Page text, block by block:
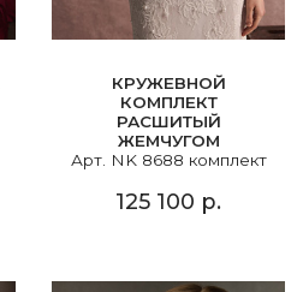
КРУЖЕВНОЙ
КОМПЛЕКТ
РАСШИТЫЙ
ЖЕМЧУГОМ
Арт. NK 8688 комплект
125 100 р.